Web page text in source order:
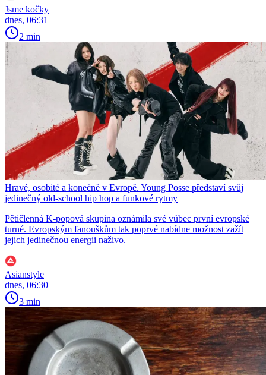
Jsme kočky
dnes, 06:31
2 min
Hravé, osobité a konečně v Evropě. Young Posse představí svůj
jedinečný old-school hip hop a funkové rytmy
Pětičlenná K-popová skupina oznámila své vůbec první evropské
turné. Evropským fanouškům tak poprvé nabídne možnost zažít
jejich jedinečnou energii naživo.
Asianstyle
dnes, 06:30
3 min